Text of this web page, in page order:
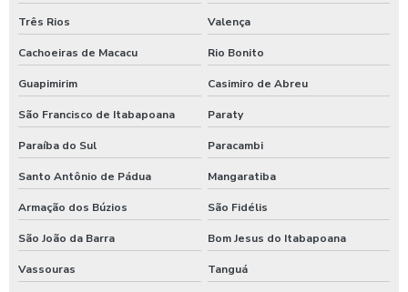
Equipamento de limpeza manual de caminhão
Equipamentos para higienização automotiva
Equipamentos para higienização de veiculos
Equipamentos para lavagem de carros
Espuma azul para lava rapido
Espuma azul para lavar carros
Espuma de neve para lavar carros
Três Rios Valença
Cachoeiras de Macacu Rio Bonito
Guapimirim Casimiro de Abreu
São Francisco de Itabapoana Paraty
Paraíba do Sul Paracambi
Santo Antônio de Pádua Mangaratiba
Armação dos Búzios São Fidélis
São João da Barra Bom Jesus do Itabapoana
Vassouras Tanguá